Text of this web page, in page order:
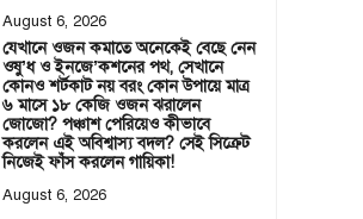
August 6, 2026
যেখানে ওজন কমাতে অনেকেই বেছে নেন
ওষু’ধ ও ইনজে’কশনের পথ, সেখানে
কোনও শর্টকাট নয় বরং কোন উপায়ে মাত্র
৬ মাসে ১৮ কেজি ওজন ঝরালেন
জোজো? পঞ্চাশ পেরিয়েও কীভাবে
করলেন এই অবিশ্বাস্য বদল? সেই সিক্রেট
নিজেই ফাঁস করলেন গায়িকা!
August 6, 2026